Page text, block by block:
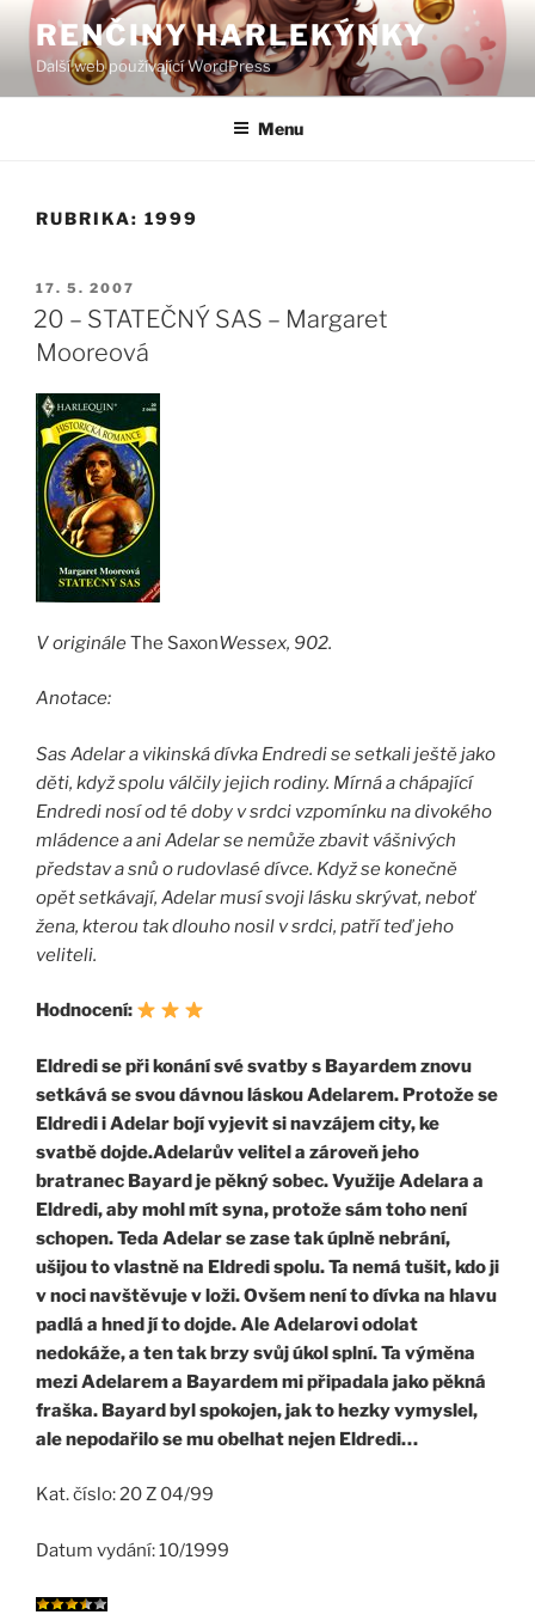
Přejít
obsahu
webu
RENČINY HARLEKÝNKY
Další web používající WordPress
Menu
RUBRIKA: 1999
PUBLIKOVÁNO
17. 5. 2007
20 – STATEČNÝ SAS – Margaret
Mooreová
V origináleThe SaxonWessex, 902.
Anotace:
Sas Adelar a vikinská dívka Endredi se setkali ještě jako
děti, když spolu válčily jejich rodiny. Mírná a chápající
Endredi nosí od té doby v srdci vzpomínku na divokého
mládence a ani Adelar se nemůže zbavit vášnivých
představ a snů o rudovlasé dívce. Když se konečně
opět setkávají, Adelar musí svoji lásku skrývat, neboť
žena, kterou tak dlouho nosil v srdci, patří teď jeho
veliteli.
Hodnocení:
Eldredi se při konání své svatby s Bayardem znovu
setkává se svou dávnou láskou Adelarem. Protože se
Eldredi i Adelar bojí vyjevit si navzájem city, ke
svatbě dojde.Adelarův velitel a zároveň jeho
bratranec Bayard je pěkný sobec. Využije Adelara a
Eldredi, aby mohl mít syna, protože sám toho není
schopen. Teda Adelar se zase tak úplně nebrání,
ušijou to vlastně na Eldredi spolu. Ta nemá tušit, kdo ji
v noci navštěvuje v loži. Ovšem není to dívka na hlavu
padlá a hned jí to dojde. Ale Adelarovi odolat
nedokáže, a ten tak brzy svůj úkol splní. Ta výměna
mezi Adelarem a Bayardem mi připadala jako pěkná
fraška. Bayard byl spokojen, jak to hezky vymyslel,
ale nepodařilo se mu obelhat nejen Eldredi…
Kat. číslo: 20 Z 04/99
Datum vydání: 10/1999